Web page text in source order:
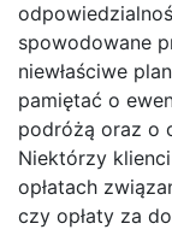
spowodowane
niewłaściwe
pamiętać o
podróżą oraz o
Niektórzy
opłatach
czy opłaty za